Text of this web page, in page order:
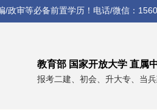
政审等必备前置学历！电话/微信：
教育部 国家开放大学 直属
报考二建、初会、升大专、当